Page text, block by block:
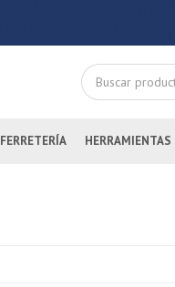
FERRETERÍA HERRAMIENTAS